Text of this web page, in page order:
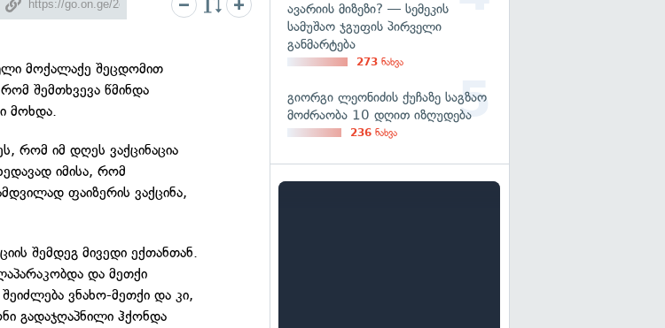
მოქალაქე შეცდომით
შემთხვევა წმინდა
მოხდა.
რომ იმ დღეს ვაქცინაცია
იმისა, რომ
ფაიზერის ვაქცინა,
შემდეგ მივედი ექთანთან.
და მეთქი
ვნახო-მეთქი და კი,
გადაჯღაპნილი ჰქონდა
ავარიის მიზეზი? — სემეკის
სამუშაო ჯგუფის პირველი
განმარტება
273 ნახვა
გიორგი ლეონიძის ქუჩაზე საგზაო
მოძრაობა 10 დღით იზღუდება
236 ნახვა